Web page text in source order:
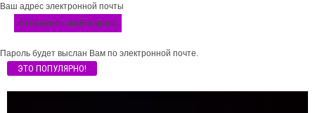
Ваш адрес электронной почты
Пароль будет выслан Вам по электронной почте.
ЭТО ПОПУЛЯРНО!